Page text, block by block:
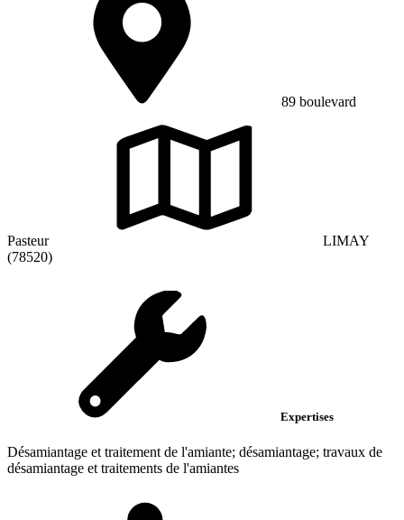
89 boulevard
Pasteur
LIMAY
(78520)
Expertises
Désamiantage et traitement de l'amiante; désamiantage; travaux de
désamiantage et traitements de l'amiantes